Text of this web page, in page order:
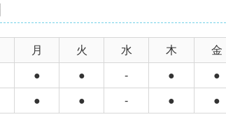
月 火 水 木 金
● ● - ● ●
● ● - ● ●